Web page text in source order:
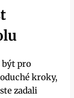
být pro
kroky,
zadali